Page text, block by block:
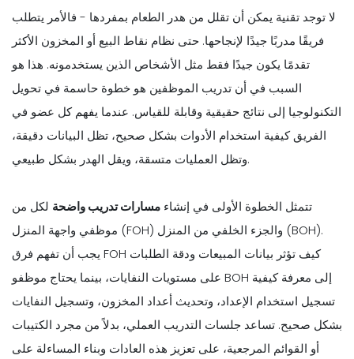
لا توجد تقنية يمكن أن تقلل من هدر الطعام بمفردها - فالأمر يتطلب
فريقًا مدربًا جيدًا لإنجاحها. حتى نظام نقاط البيع أو المخزون الأكثر
تقدمًا يكون جيدًا فقط مثل الأشخاص الذين يستخدمونه. هذا هو
السبب في أن تدريب الموظفين هو خطوة حاسمة في تحويل
التكنولوجيا إلى نتائج حقيقية وقابلة للقياس. عندما يفهم كل عضو في
الفريق كيفية استخدام الأدوات بشكل صحيح، تظل البيانات دقيقة،
وتظل العمليات متسقة، ويقل الهدر بشكل طبيعي.
تتمثل الخطوة الأولى في إنشاء مسارات تدريب واضحة لكل من
موظفي واجهة المنزل (FOH) والجزء الخلفي من المنزل (BOH).
يجب أن تفهم فرق FOH كيف تؤثر بيانات المبيعات ودقة الطلبات
على مستويات النفايات، بينما يحتاج موظفو BOH إلى معرفة كيفية
تسجيل استخدام الإعداد، وتحديث أعداد المخزون، وتسجيل النفايات
بشكل صحيح. تساعد جلسات التدريب العملي، بدلاً من مجرد الكتيبات
أو القوائم المرجعية، على تعزيز هذه العادات وبناء المساءلة على